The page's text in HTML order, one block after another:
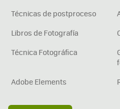
Técnicas de postproceso
Libros de Fotografía
Técnica Fotográfica
Adobe Elements